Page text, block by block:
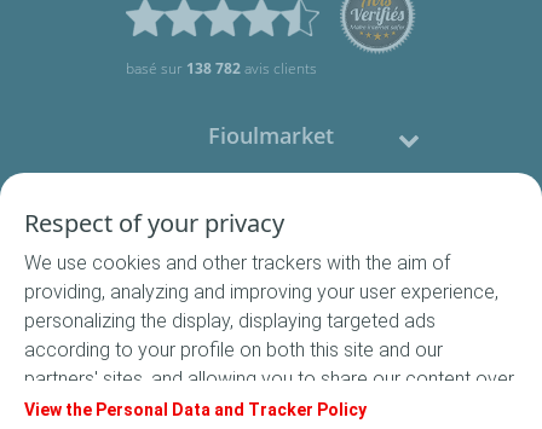
basé sur 138 782avis clients
Fioulmarket
Nous contacter
Suivez-nous
Respect of your privacy
We use cookies and other trackers with the aim of
providing, analyzing and improving your user experience,
personalizing the display, displaying targeted ads
according to your profile on both this site and our
partners' sites, and allowing you to share our content over
social media. In accordance with French legislation,
View the Personal Data and Tracker Policy